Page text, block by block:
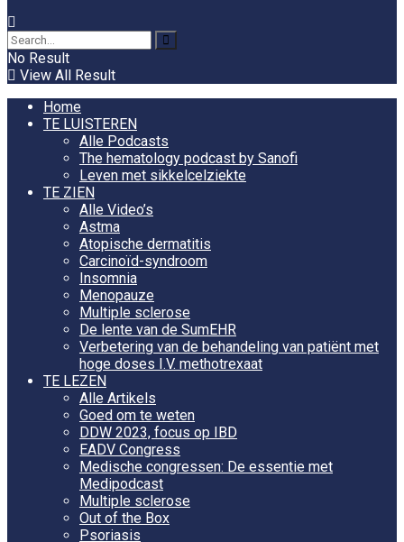
No Result
View All Result
Home
TE LUISTEREN
Alle Podcasts
The hematology podcast by Sanofi
Leven met sikkelcelziekte
TE ZIEN
Alle Video’s
Astma
Atopische dermatitis
Carcinoïd-syndroom
Insomnia
Menopauze
Multiple sclerose
De lente van de SumEHR
Verbetering van de behandeling van patiënt met
hoge doses I.V. methotrexaat
TE LEZEN
Alle Artikels
Goed om te weten
DDW 2023, focus op IBD
EADV Congress
Medische congressen: De essentie met
Medipodcast
Multiple sclerose
Out of the Box
Psoriasis